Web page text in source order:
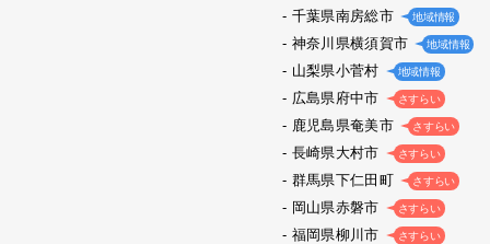
千葉県南房総市 地域情報
神奈川県横須賀市 地域情報
山梨県小菅村 地域情報
広島県府中市 さすらい
鹿児島県奄美市 さすらい
長崎県大村市 さすらい
群馬県下仁田町 さすらい
岡山県赤磐市 さすらい
福岡県柳川市 さすらい